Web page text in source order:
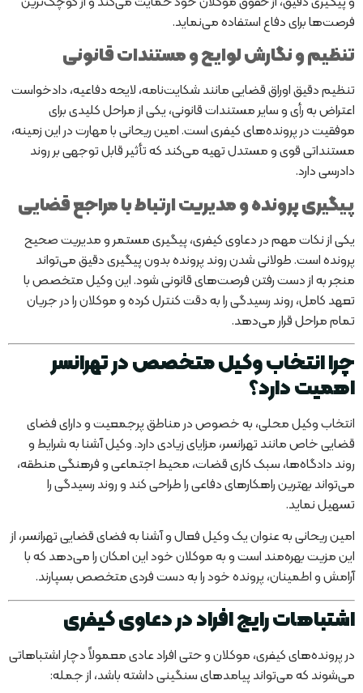
فرصت‌ها برای دفاع استفاده می‌نماید.
تنظیم و نگارش لوایح و مستندات قانونی
تنظیم دقیق اوراق قضایی مانند شکایت‌نامه، لایحه دفاعیه، دادخواست
اعتراض به رأی و سایر مستندات قانونی، یکی از مراحل کلیدی برای
موفقیت در پرونده‌های کیفری است. امین ریحانی با مهارت در این زمینه،
مستنداتی قوی و مستدل تهیه می‌کند که تأثیر قابل توجهی بر روند
دادرسی دارد.
پیگیری پرونده و مدیریت ارتباط با مراجع قضایی
یکی از نکات مهم در دعاوی کیفری، پیگیری مستمر و مدیریت صحیح
پرونده است. طولانی شدن روند پرونده بدون پیگیری دقیق می‌تواند
منجر به از دست رفتن فرصت‌های قانونی شود. این وکیل متخصص با
تعهد کامل، روند رسیدگی را به دقت کنترل کرده و موکلان را در جریان
تمام مراحل قرار می‌دهد.
چرا انتخاب وکیل متخصص در تهرانسر
اهمیت دارد؟
انتخاب وکیل محلی، به خصوص در مناطق پرجمعیت و دارای فضای
قضایی خاص مانند تهرانسر، مزایای زیادی دارد. وکیل آشنا به شرایط و
روند دادگاه‌ها، سبک کاری قضات، محیط اجتماعی و فرهنگی منطقه،
می‌تواند بهترین راهکارهای دفاعی را طراحی کند و روند رسیدگی را
تسهیل نماید.
امین ریحانی به عنوان یک وکیل فعال و آشنا به فضای قضایی تهرانسر، از
این مزیت بهره‌مند است و به موکلان خود این امکان را می‌دهد که با
آرامش و اطمینان، پرونده خود را به دست فردی متخصص بسپارند.
اشتباهات رایج افراد در دعاوی کیفری
در پرونده‌های کیفری، موکلان و حتی افراد عادی معمولاً دچار اشتباهاتی
می‌شوند که می‌تواند پیامدهای سنگینی داشته باشد، از جمله: